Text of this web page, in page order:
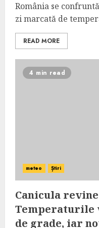
România se
zi marcată de
READ MORE
4 min read
meteo Știri
Canicula
Temperaturile
de grade, iar